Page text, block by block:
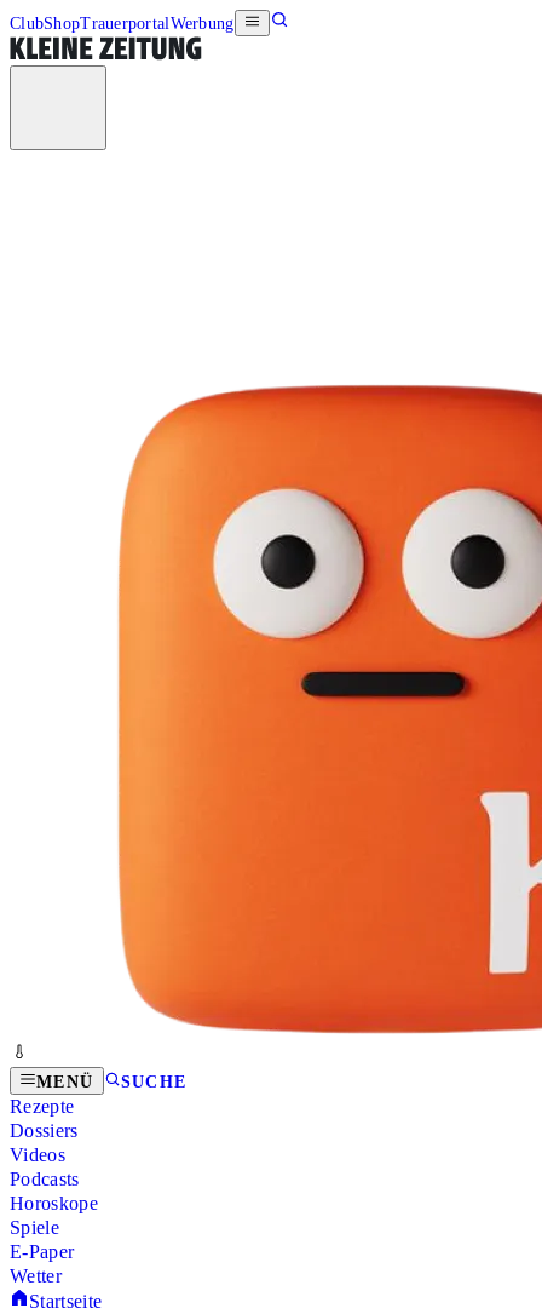
ClubShopTrauerportalWerbung
MENÜ SUCHE
Rezepte
Dossiers
Videos
Podcasts
Horoskope
Spiele
E-Paper
Wetter
Startseite